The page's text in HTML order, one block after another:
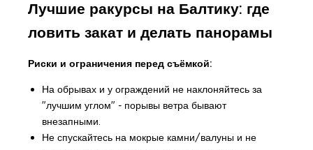
Лучшие ракурсы на Балтику: где
ловить закат и делать панорамы
Риски и ограничения перед съёмкой:
На обрывах и у ограждений не наклоняйтесь за
"лучшим углом" - порывы ветра бывают
внезапными.
Не спускайтесь на мокрые камни/валуны и не